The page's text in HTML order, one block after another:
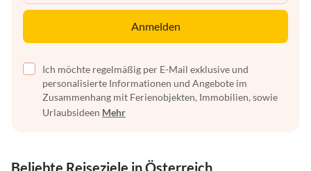
Anmelden
Ich möchte regelmäßig per E-Mail exklusive und
personalisierte Informationen und Angebote im
Zusammenhang mit Ferienobjekten, Immobilien, sowie
Urlaubsideen Mehr
Beliebte Reiseziele in Österreich